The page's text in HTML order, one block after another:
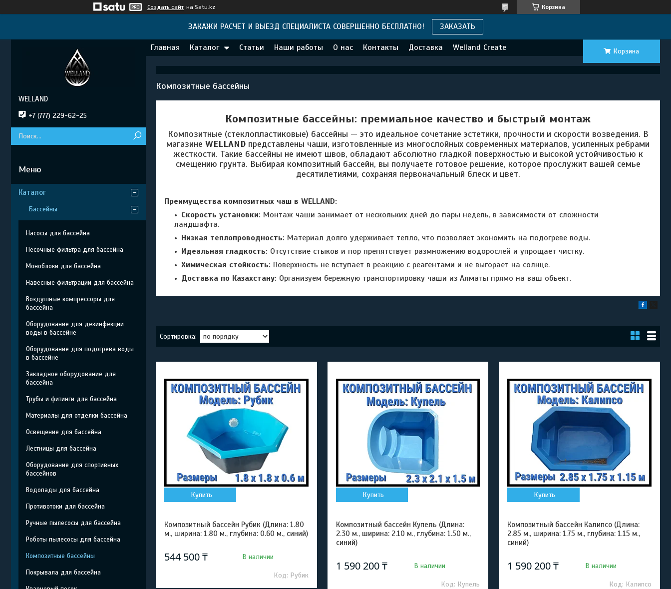
Создать сайт на Satu.kz Корзина
ЗАКАЖИ РАСЧЕТ И ВЫЕЗД СПЕЦИАЛИСТА СОВЕРШЕННО БЕСПЛАТНО! ЗАКАЗАТЬ
Главная Каталог Статьи Наши работы О нас Контакты Доставка Welland Create Корзина
Композитные бассейны
Композитные бассейны: премиальное качество и быстрый монтаж
Композитные (стеклопластиковые) бассейны — это идеальное сочетание эстетики, прочности и скорости возведения. В
магазине WELLAND представлены чаши, изготовленные из многослойных современных материалов, усиленных ребрами
жесткости. Такие бассейны не имеют швов, обладают абсолютно гладкой поверхностью и высокой устойчивостью к
смещению грунта. Выбирая композитный бассейн, вы получаете готовое решение, которое прослужит вашей семье
десятилетиями, сохраняя первоначальный блеск и цвет.
Преимущества композитных чаш в WELLAND:
Скорость установки: Монтаж чаши занимает от нескольких дней до пары недель, в зависимости от сложности
ландшафта.
Низкая теплопроводность: Материал долго удерживает тепло, что позволяет экономить на подогреве воды.
Идеальная гладкость: Отсутствие стыков и пор препятствует размножению водорослей и упрощает чистку.
Химическая стойкость: Поверхность не вступает в реакцию с реагентами и не выгорает на солнце.
Доставка по Казахстану: Организуем бережную транспортировку чаши из Алматы прямо на ваш объект.
Купить
Композитный бассейн Рубик (Длина: 1.80
м., ширина: 1.80 м., глубина: 0.60 м., синий)
544 500 ₸ В наличии
Рубик
Купить
Композитный бассейн Купель (Длина:
2.30 м., ширина: 2.10 м., глубина: 1.50 м.,
синий)
1 590 200 ₸ В наличии
Купель
Купить
Композитный бассейн Калипсо (Длина:
2.85 м., ширина: 1.75 м., глубина: 1.15 м.,
синий)
1 590 200 ₸ В наличии
Калипсо
WELLAND
+7 (777) 229-62-25
Каталог
Бассейны
Насосы для бассейна
Песочные фильтра для бассейна
Моноблоки для бассейна
Навесные фильтрации для бассейна
Воздушные компрессоры для
бассейна
Оборудование для дезинфекции
воды в бассейне
Оборудование для подогрева воды
в бассейне
Закладное оборудование для
бассейна
Трубы и фитинги для бассейна
Материалы для отделки бассейна
Освещение для бассейна
Лестницы для бассейна
Оборудование для спортивных
бассейнов
Водопады для бассейна
Противотоки для бассейна
Ручные пылесосы для бассейна
Роботы пылесосы для бассейна
Композитные бассейны
Покрывала для бассейна